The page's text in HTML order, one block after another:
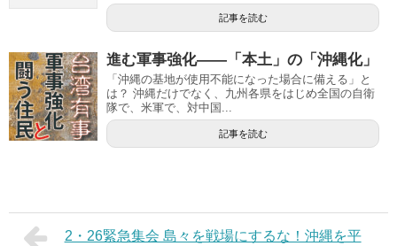
記事を読む
進む軍事強化――「本土」の「沖縄化」
「沖縄の基地が使用不能になった場合に備える」と
は？ 沖縄だけでなく、九州各県をはじめ全国の自衛
隊で、米軍で、対中国...
記事を読む
2・26緊急集会 島々を戦場にするな！沖縄を平